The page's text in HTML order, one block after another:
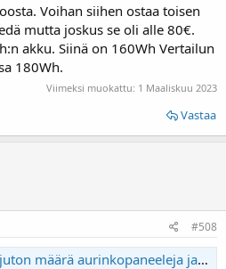
Voihan siihen ostaa toisen
mutta joskus se oli alle 80€.
akku. Siinä on 160Wh Vertailun
180Wh.
Viimeksi muokattu: 1 Maaliskuu 2023
Vastaa
#508
ja lämmitys tulee yllättävästä paikasta